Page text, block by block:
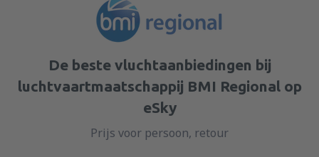
De beste vluchtaanbiedingen bij
luchtvaartmaatschappij BMI Regional op
eSky
Prijs voor persoon, retour